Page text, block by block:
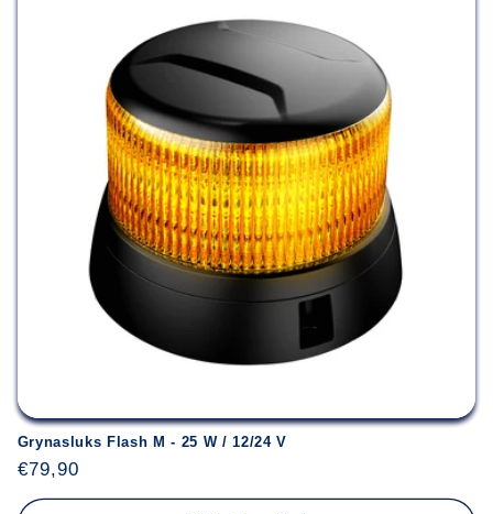
Grynasluks Flash M - 25 W / 12/24 V
Įprasta
kaina
€79,90